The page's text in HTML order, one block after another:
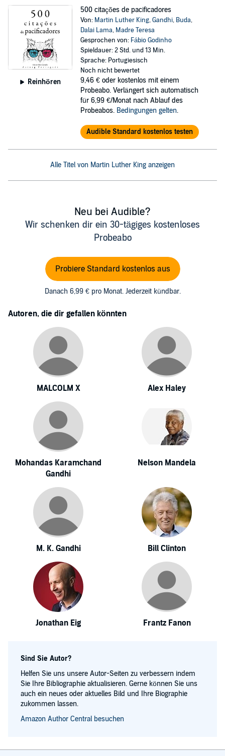
Reinhören
500 citações de pacificadores
Von: Martin Luther King,Gandhi, Buda,
Dalai Lama, Madre Teresa
Gesprochen von: Fábio Godinho
Spieldauer: 2 Std. und 13 Min.
Sprache: Portugiesisch
Noch nicht bewertet
9,46 € oder kostenlos mit einem
Probeabo. Verlängert sich automatisch
für 6,99 €/Monat nach Ablauf des
Probeabos. Bedingungen gelten.
Audible Standard kostenlos testen
Alle Titel von Martin Luther King anzeigen
Neu bei Audible?
Wir schenken dir ein 30-tägiges kostenloses
Probeabo
Probiere Standard kostenlos aus
Danach 6,99 € pro Monat. Jederzeit kündbar.
Autoren, die dir gefallen könnten
MALCOLM X Alex Haley
Mohandas Karamchand
Gandhi
Nelson Mandela
M. K. Gandhi Bill Clinton
Jonathan Eig Frantz Fanon
Sind Sie Autor?
Helfen Sie uns unsere Autor-Seiten zu verbessern indem
Sie Ihre Bibliographie aktualisieren. Gerne können Sie uns
auch ein neues oder aktuelles Bild und Ihre Biographie
zukommen lassen.
Amazon Author Central besuchen